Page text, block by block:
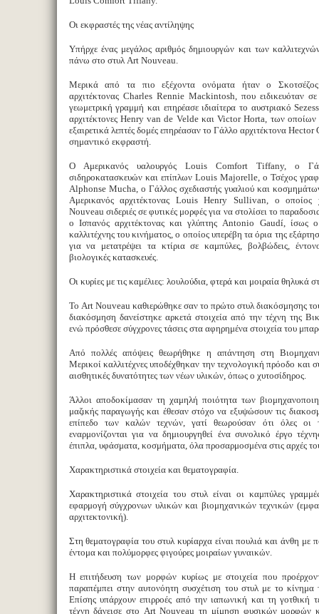
Οι εκφραστές της νέας αντίληψης
Υπήρχε ένας μεγάλος αριθμός δημιουργών και των
πάνω στο στυλ Art Nouveau.
Μερικά από τα πιο εξέχοντα ονόματα ήταν ο Σκοτσέζος
αρχιτέκτονας Charles Rennie Mackintosh, που ειδικευόταν
γεωμετρική γραμμή και επηρέασε ιδιαίτερα το αυστριακό
αρχιτέκτονες Henry van de Velde και Victor Horta, των οποίων
εξαιρετικά λεπτές δομές επηρέασαν το Γάλλο αρχιτέκτονα
σημαντικό εκφραστή.
Ο Αμερικανός υαλουργός Louis Comfort Tiffany, ο
σιδηροκατασκευών και επίπλων Louis Majorelle, ο Τσέχος
Alphonse Mucha, ο Γάλλος σχεδιαστής γυαλιού και
Αμερικανός αρχιτέκτονας Louis Henry Sullivan, ο οποίος
Nouveau σιδεριές σε φυτικές μορφές για να στολίσει το
ο Ισπανός αρχιτέκτονας και γλύπτης Antonio Gaudí, ίσως
καλλιτέχνης του κινήματος, ο οποίος υπερέβη τα όρια της
για να μετατρέψει τα κτίρια σε καμπύλες, βολβώδεις,
βιολογικές κατασκευές.
Οι κυρίες με τις καμέλιες: λουλούδια, φτερά και μοιραία θηλυκά
Το Art Nouveau καθιερώθηκε σαν το πρώτο στυλ διακόσμησης
διακόσμηση δανείστηκε αρκετά στοιχεία από την τέχνη της
ενώ πρόσθεσε σύγχρονες τάσεις στα αφηρημένα στοιχεία του
Από πολλές απόψεις θεωρήθηκε η απάντηση στη
Μερικοί καλλιτέχνες υποδέχθηκαν την τεχνολογική πρόοδο και
αισθητικές δυνατότητες των νέων υλικών, όπως ο χυτοσίδηρος.
Άλλοι αποδοκίμασαν τη χαμηλή ποιότητα των
μαζικής παραγωγής και έθεσαν στόχο να εξυψώσουν τις
επίπεδο των καλών τεχνών, γατί θεωρούσαν ότι όλες οι
εναρμονίζονται για να δημιουργηθεί ένα συνολικό έργο
έπιπλα, υφάσματα, κοσμήματα, όλα προσαρμοσμένα στις αρχές
Χαρακτηριστικά στοιχεία και θεματογραφία.
Χαρακτηριστικά στοιχεία του στυλ είναι οι καμπύλες
εφαρμογή σύγχρονων υλικών και βιομηχανικών τεχνικών
αρχιτεκτονική).
Στη θεματογραφία του στυλ κυρίαρχα είναι πουλιά και άνθη με
έντομα και πολύμορφες φιγούρες μοιραίων γυναικών.
Η επιτήδευση των μορφών κυρίως με στοιχεία που
παραπέμπει στην αυτονόητη συσχέτιση του στυλ με το κίνημα
Επίσης υπάρχουν επιρροές από την ιαπωνική και τη γοτθική
τέχνη δάνεισε στο Art Nouveau τη μίμηση φυσικών μορφών